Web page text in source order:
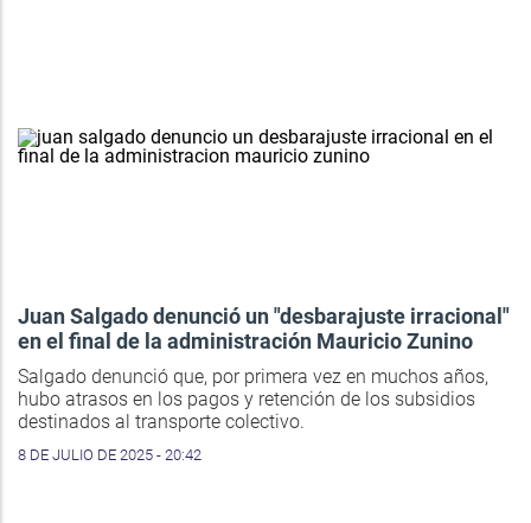
Juan Salgado denunció un "desbarajuste irracional"
en el final de la administración Mauricio Zunino
Salgado denunció que, por primera vez en muchos años,
hubo atrasos en los pagos y retención de los subsidios
destinados al transporte colectivo.
8 DE JULIO DE 2025 - 20:42